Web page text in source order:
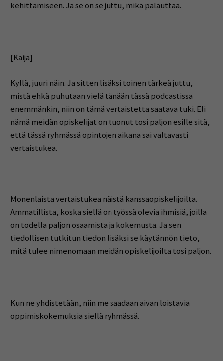
kehittämiseen. Ja se on se juttu, mikä palauttaa.
[Kaija]
Kyllä, juuri näin. Ja sitten lisäksi toinen tärkeä juttu,
mistä ehkä puhutaan vielä tänään tässä podcastissa
enemmänkin, niin on tämä vertaistetta saatava tuki. Eli
nämä meidän opiskelijat on tuonut tosi paljon esille sitä,
että tässä ryhmässä opintojen aikana sai valtavasti
vertaistukea.
Monenlaista vertaistukea näistä kanssaopiskelijoilta.
Ammatillista, koska siellä on työssä olevia ihmisiä, joilla
on todella paljon osaamista ja kokemusta. Ja sen
tiedollisen tutkitun tiedon lisäksi se käytännön tieto,
mitä tulee nimenomaan meidän opiskelijoilta tosi paljon.
Kun ne yhdistetään, niin me saadaan aivan loistavia
oppimiskokemuksia siellä ryhmässä.